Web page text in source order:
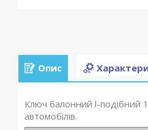
Опис
Ключ балонний l-подібний
автомобілів.